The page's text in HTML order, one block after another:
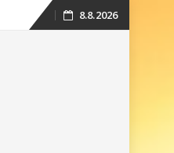
Skip
8.8.2026